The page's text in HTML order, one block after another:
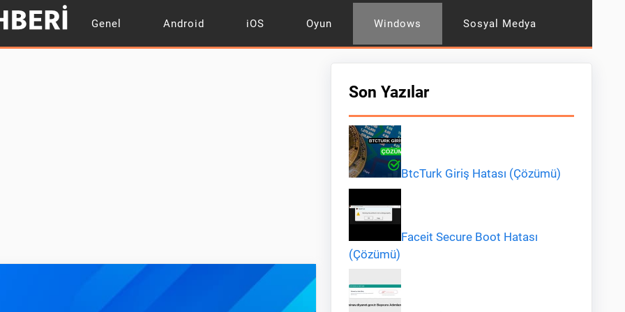
Genel Android iOS Oyun Windows Sosyal Medya
Son Yazılar
BtcTurk Giriş Hatası (Çözümü)
Faceit Secure Boot Hatası
(Çözümü)